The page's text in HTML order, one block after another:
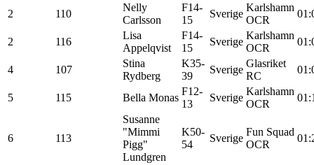
2 110
Nelly
Carlsson
F14-
15
Sverige
Karlshamn
OCR
2 116
Lisa
Appelqvist
F14-
15
Sverige
Karlshamn
OCR
4 107
Stina
Rydberg
K35-
39
Sverige
Glasriket
RC
5 115 Bella Monas
F12-
13
Sverige
Karlshamn
OCR
6 113
Susanne
"Mimmi
Pigg"
Lundgren
K50-
54
Sverige
Fun Squad
OCR